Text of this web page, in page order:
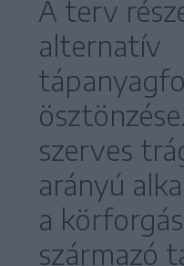
A terv
alternatív
szerves
arányú
a
származó